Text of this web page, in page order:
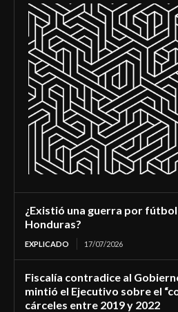
¿Existió una guerra por
Honduras?
EXPLICADO 17/07/2026
Fiscalía contradice al
mintió el Ejecutivo sobre el
cárceles entre 2019 y 2022